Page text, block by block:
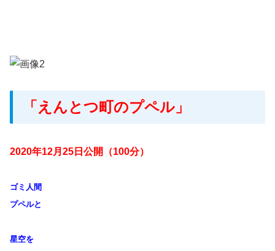
「えんとつ町のプペル」
2020年12月25日公開（100分）
ゴミ人間
プペルと
星空を